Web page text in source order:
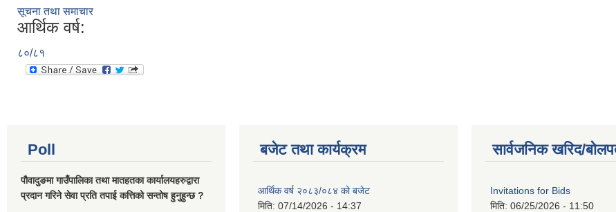
सूचना तथा समाचार
आर्थिक वर्ष:
८०/८१
Poll
पौवादुङमा गाउँपालिका तथा मातहतका कार्यालयहरुद्वारा
प्रदान गरिने सेवा प्रति तपाई कत्तिको सन्तोष हुनुहुन्छ ?
बजेट तथा कार्यक्रम
आर्थिक वर्ष २०८३/०८४ को बजेट
मिति: 07/14/2026 - 14:37
सार्वजनिक खरिद/
Invitations for Bids
मिति: 06/25/2026 - 11:50